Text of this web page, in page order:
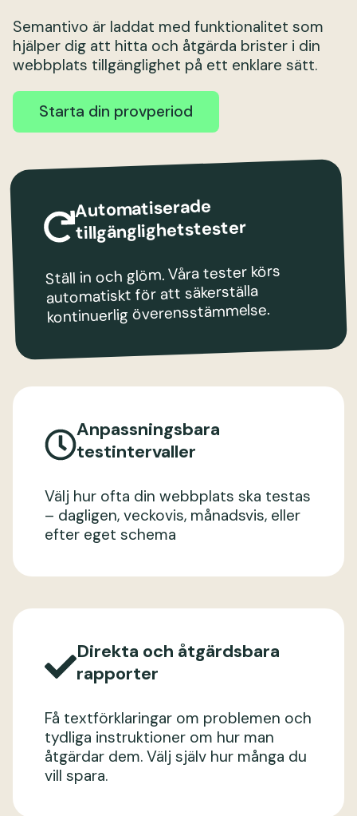
Semantivo är laddat med funktionalitet som
hjälper dig att hitta och åtgärda brister i din
webbplats tillgänglighet på ett enklare sätt.
Starta din provperiod
Automatiserade
tillgänglighetstester
Ställ in och glöm. Våra tester körs
automatiskt för att säkerställa
kontinuerlig överensstämmelse.
Anpassningsbara
testintervaller
Välj hur ofta din webbplats ska testas
– dagligen, veckovis, månadsvis, eller
efter eget schema
Direkta och åtgärdsbara
rapporter
Få textförklaringar om problemen och
tydliga instruktioner om hur man
åtgärdar dem. Välj själv hur många du
vill spara.